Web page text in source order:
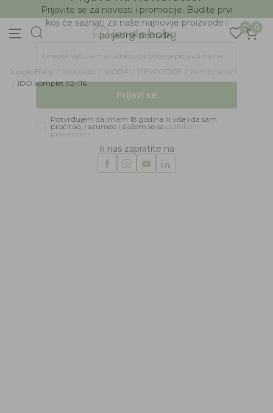
BESPLATNA ISPORUKA Paketa preko 4.000 RSD
0 0
Jungle Baby Proizvodi MODA DEVOJČICE
Kombinezoni
iDO komplet 92-116
Prijava na newsletter
Prijavite se za novosti i promocije. Budite prvi
koji će saznati za naše najnovije proizvode i
posebne ponude.
Unesite Vašu e‑mail adresu da biste se prijavili na newsletter.
Prijavi se
Potvrđujem da imam 18 godina ili više i da sam
pročitao, razumeo i slažem se sapolitikom
ili nas zapratite na